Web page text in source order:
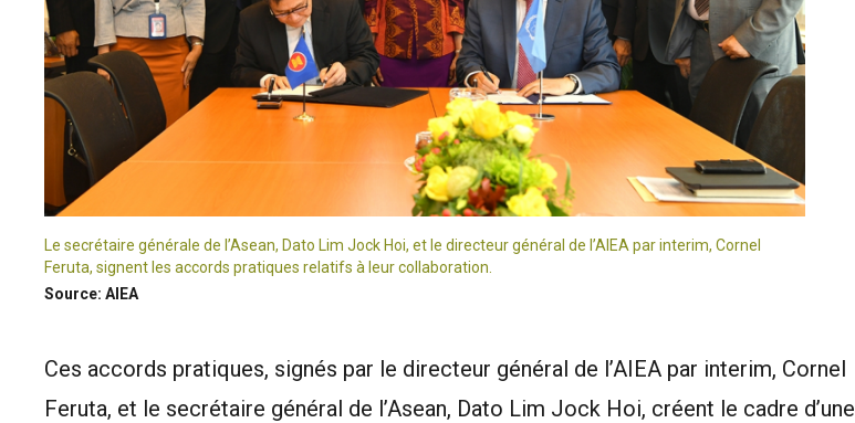
Le secrétaire générale de l’Asean, Dato Lim Jock Hoi, et le directeur général de l’AIEA par interim, Cornel
Feruta, signent les accords pratiques relatifs à leur collaboration.
Source: AIEA
Ces accords pratiques, signés par le directeur général de l’AIEA par interim, Cornel
Feruta, et le secrétaire général de l’Asean, Dato Lim Jock Hoi, créent le cadre d’une